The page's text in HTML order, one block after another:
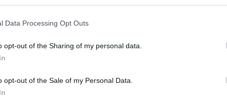
Data Processing Opt Outs
opt-out of the Sharing of my personal data.
opt-out of the Sale of my Personal Data.
παρουσιάζεται αυτή τη στιγμή σε
Υπάρχουν κάποιες ερωτήσεις σε προσωπικό
συνεργάτες στο εξωτερικό, αλλά από τα